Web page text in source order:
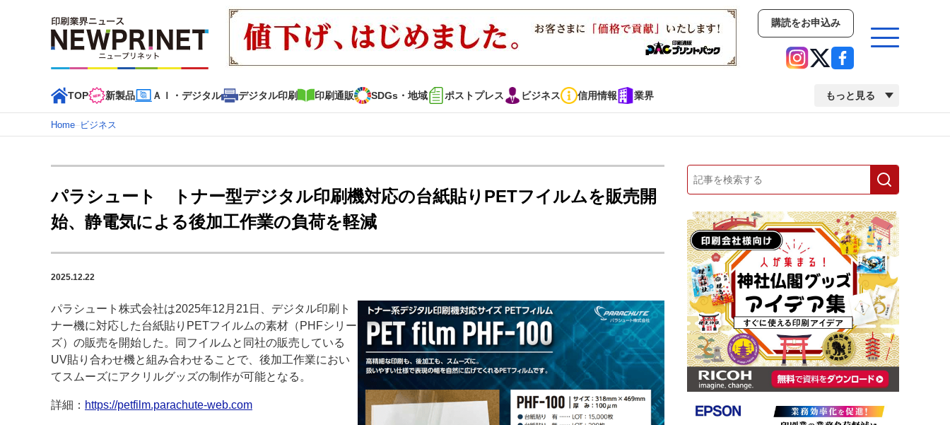
購読をお申込み
TOP 新製品 ＡＩ・デジタル デジタル印刷 印刷通販 SDGs・地域 ポストプレス ビジネス 信用情報 業界 もっと見る
イベント
インデックス
TOP 新着記事 特集記事 動画コンテンツ インタビュー コレクション
カテゴリー一覧
新商品 新製品 ＡＩ・デジタル デジタル印刷 印刷通販 SDGs・地域 市場・統計 人事・移転・異動・訃報
特集記事カテゴリー一覧
2022 見える化・MIS特集
2022 検査・校正特集
特集・デジタル印刷 ～ 新成長軌道を描く
案内
発刊案内 JFPI印刷用語集 印刷機材年鑑
運営
Home–ビジネス
パラシュート トナー型デジタル印刷機対応の台紙貼りPETフイルムを販売開
始、静電気による後加工作業の負荷を軽減
2025.12.22
パラシュート株式会社は2025年12月21日、デジタル印刷ト
ナー機に対応した台紙貼りPETフイルムの素材（PHFシリー
ズ）の販売を開始した。同フイルムと同社の販売している
UV貼り合わせ機と組み合わせることで、後加工作業におい
てスムーズにアクリルグッズの制作が可能となる。
詳細： https://petfilm.parachute-web.com